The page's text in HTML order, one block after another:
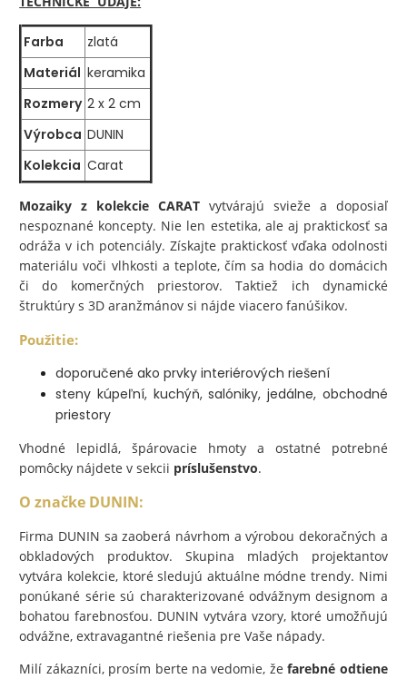
Farba
zlatá
Materiál keramika
Rozmery 2 x 2 cm
Výrobca DUNIN
Kolekcia Carat
Mozaiky z kolekcie CARAT vytvárajú svieže a doposiaľ
nespoznané koncepty. Nie len estetika, ale aj praktickosť sa
odráža v ich potenciály. Získajte praktickosť vďaka odolnosti
materiálu voči vlhkosti a teplote, čím sa hodia do domácich
či do komerčných priestorov. Taktiež ich dynamické
štruktúry s 3D aranžmánov si nájde viacero fanúšikov.
Použitie:
doporučené ako prvky interiérových riešení
steny kúpeľní, kuchýň, salóniky, jedálne, obchodné
priestory
Vhodné lepidlá, špárovacie hmoty a ostatné potrebné
pomôcky nájdete v sekcii príslušenstvo.
O značke DUNIN:
Firma DUNIN sa zaoberá návrhom a výrobou dekoračných a
obkladových produktov. Skupina mladých projektantov
vytvára kolekcie, ktoré sledujú aktuálne módne trendy. Nimi
ponúkané série sú charakterizované odvážnym designom a
bohatou farebnosťou. DUNIN vytvára vzory, ktoré umožňujú
odvážne, extravagantné riešenia pre Vaše nápady.
Milí zákazníci, prosím berte na vedomie, žefarebné odtiene